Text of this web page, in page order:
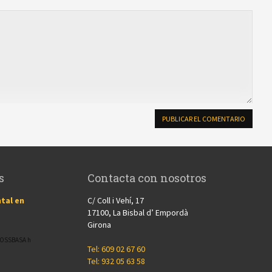
en
h
Contacta con nosotros
C/ Coll i Vehí, 17
17100, La Bisbal d’ Empordà
Girona
Tel: 609 02 67 60
Tel: 932 05 63 58